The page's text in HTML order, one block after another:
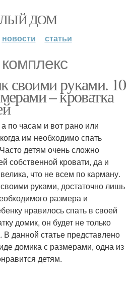
ДОМ
новости статьи
своими руками. 10
– кроватка
по часам и вот рано или
им необходимо спать
детям очень сложно
собственной кровати, да и
что не всем по карману.
руками, достаточно лишь
размера и
нравилось спать в своей
домик, он будет не только
В данной статье представлено
домика с размерами, одна из
детям.